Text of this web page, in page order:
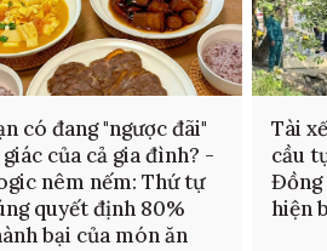
có đang "ngược đãi"
của cả gia đình? -
nêm nếm: Thứ tự
quyết định 80%
bại của món ăn
Tài
cầu
Đồng
hiện